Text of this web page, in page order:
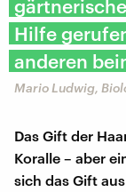
Hilfe
anderen
Mario Ludwig,
Das Gift der
Koralle – aber
sich das Gift